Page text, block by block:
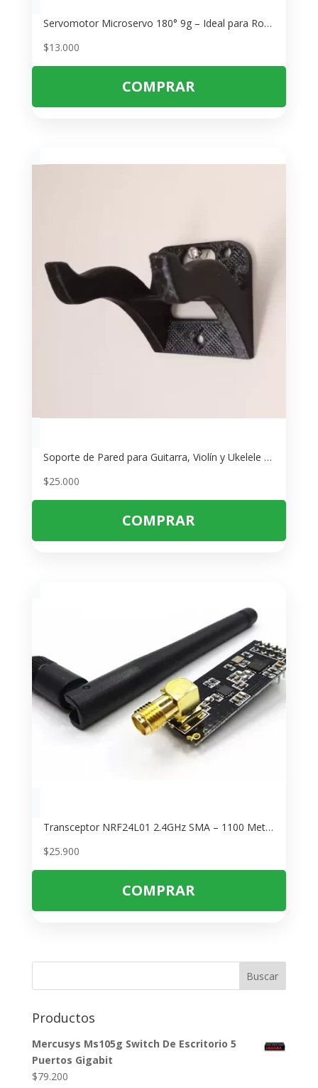
Servomotor Microservo 180° 9g – Ideal para Robótica y Proyectos DIY
$13.000
COMPRAR
Soporte de Pared para Guitarra, Violín y Ukelele – Fácil Instalación y Seguro
$25.000
COMPRAR
Transceptor NRF24L01 2.4GHz SMA – 1100 Metros Alcance para Arduino
$25.900
COMPRAR
Buscar
Productos
Mercusys Ms105g Switch De Escritorio 5
Puertos Gigabit
$79.200